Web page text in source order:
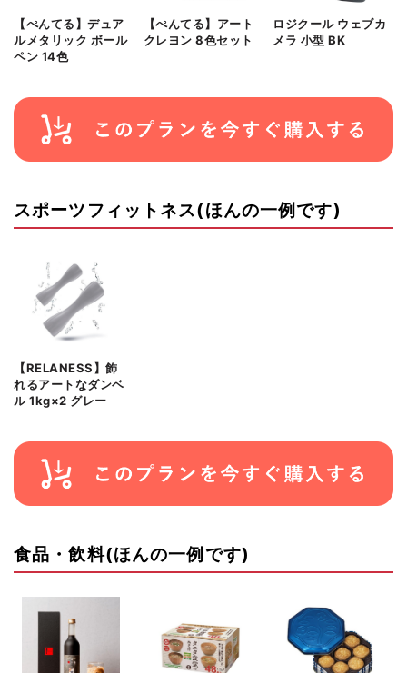
【ぺんてる】デュア
ルメタリック ボール
ペン 14色
【ぺんてる】アート
クレヨン 8色セット
ロジクール ウェブカ
メラ 小型 BK
スポーツフィットネス(ほんの一例です)
【RELANESS】飾
れるアートなダンベ
ル 1kg×2 グレー
食品・飲料(ほんの一例です)